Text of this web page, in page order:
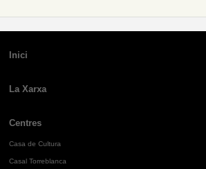
Inici
La Xarxa
Centres
Casa de Cultura
Casal Torreblanca